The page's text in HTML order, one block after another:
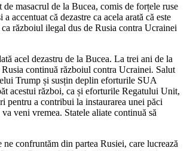
masacrul de la Bucea, comis de forțele ruse
accentuat că dezastre ca acela arată că este
războiul ilegal dus de Rusia contra Ucrainei
acel dezastru de la Bucea. La trei ani de la
continuă războiul contra Ucrainei. Salut
Trump și susțin deplin eforturile SUA
acestui război, ca și eforturile Regatului Unit,
pentru a contribui la instaurarea unei păci
veni vremea. Statele aliate continuă să
ne confruntăm din partea Rusiei, care lucrează